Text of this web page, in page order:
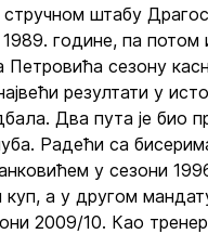
штабу
године, па потом
сезону
резултати у
Два пута је био
Радећи са
у сезони
а у другом
2009/10. Као